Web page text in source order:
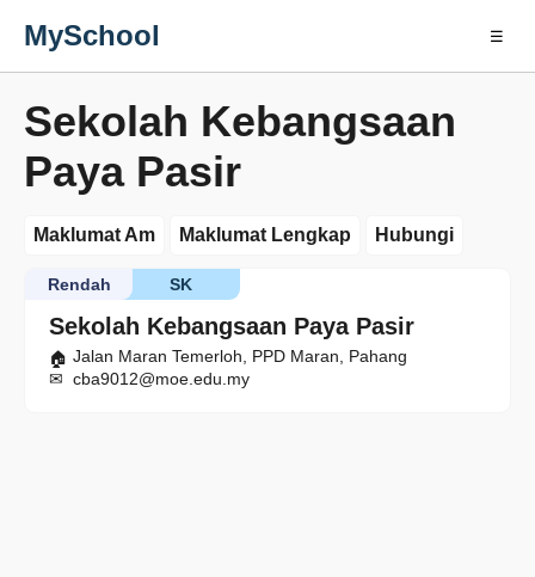
MySchool ☰
Sekolah Kebangsaan
Paya Pasir
Maklumat Am Maklumat Lengkap Hubungi
Sekolah Kebangsaan Paya Pasir
SK
Rendah
Jalan Maran Temerloh, PPD Maran, Pahang
cba9012@moe.edu.my